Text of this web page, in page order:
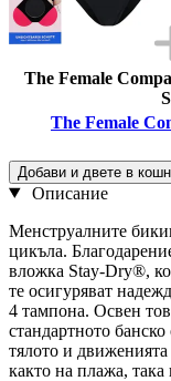
The Female
The Female
Добави и двете в
Описание
Менструалните
цикъла.
вложка Stay-Dry®,
те осигуряват
4 тампона. Освен
стандартното
тялото и
както на плажа,